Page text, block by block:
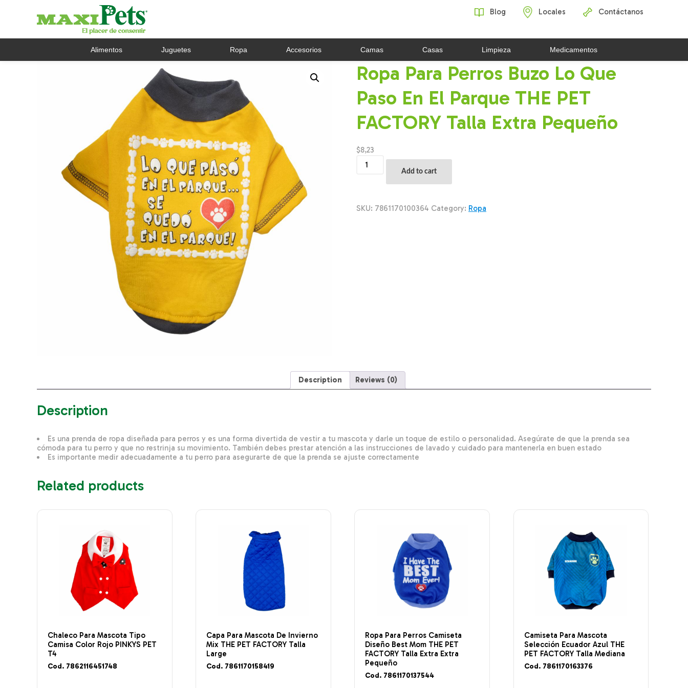
Blog Locales Contáctanos
Alimentos Juguetes Ropa Accesorios Camas Casas Limpieza Medicamentos
Ropa Para Perros Buzo Lo Que
Paso En El Parque THE PET
FACTORY Talla Extra Pequeño
$8,23
Para
Que
Add to cart
SKU: 7861170100364 Category: Ropa
Description Reviews (0)
Description
Es una prenda de ropa diseñada para perros y es una forma divertida de vestir a tu mascota y darle un toque de estilo o personalidad. Asegúrate de que la prenda sea
cómoda para tu perro y que no restrinja su movimiento. También debes prestar atención a las instrucciones de lavado y cuidado para mantenerla en buen estado
Es importante medir adecuadamente a tu perro para asegurarte de que la prenda se ajuste correctamente
Related products
Chaleco Para Mascota Tipo
Camisa Color Rojo PINKYS PET
T4
Cod. 7862116451748
Capa Para Mascota De Invierno
Mix THE PET FACTORY Talla
Large
Cod. 7861170158419
Ropa Para Perros Camiseta
Diseño Best Mom THE PET
FACTORY Talla Extra Extra
Pequeño
Cod. 7861170137544
Camiseta Para Mascota
Selección Ecuador Azul THE
PET FACTORY Talla Mediana
Cod. 7861170163376